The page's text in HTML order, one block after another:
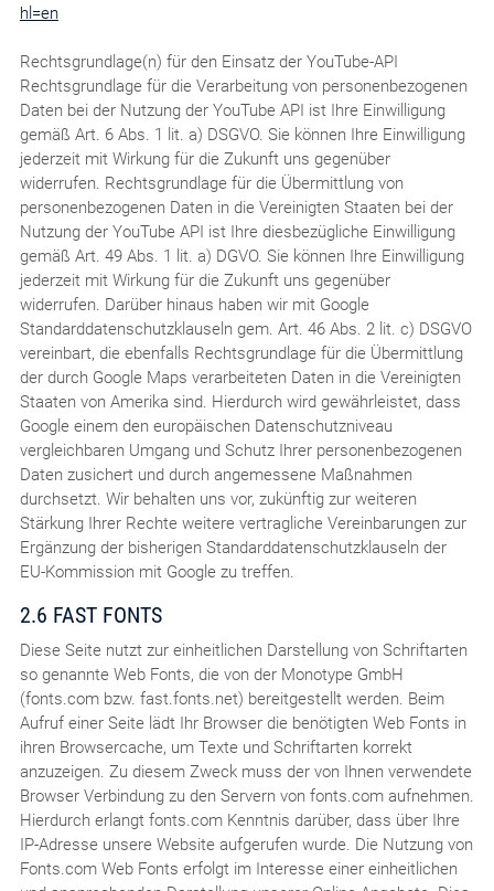
hl=en
Rechtsgrundlage(n) für den Einsatz der YouTube-API
Rechtsgrundlage für die Verarbeitung von personenbezogenen
Daten bei der Nutzung der YouTube API ist Ihre Einwilligung
gemäß Art. 6 Abs. 1 lit. a) DSGVO. Sie können Ihre Einwilligung
jederzeit mit Wirkung für die Zukunft uns gegenüber
widerrufen. Rechtsgrundlage für die Übermittlung von
personenbezogenen Daten in die Vereinigten Staaten bei der
Nutzung der YouTube API ist Ihre diesbezügliche Einwilligung
gemäß Art. 49 Abs. 1 lit. a) DGVO. Sie können Ihre Einwilligung
jederzeit mit Wirkung für die Zukunft uns gegenüber
widerrufen. Darüber hinaus haben wir mit Google
Standarddatenschutzklauseln gem. Art. 46 Abs. 2 lit. c) DSGVO
vereinbart, die ebenfalls Rechtsgrundlage für die Übermittlung
der durch Google Maps verarbeiteten Daten in die Vereinigten
Staaten von Amerika sind. Hierdurch wird gewährleistet, dass
Google einem den europäischen Datenschutzniveau
vergleichbaren Umgang und Schutz Ihrer personenbezogenen
Daten zusichert und durch angemessene Maßnahmen
durchsetzt. Wir behalten uns vor, zukünftig zur weiteren
Stärkung Ihrer Rechte weitere vertragliche Vereinbarungen zur
Ergänzung der bisherigen Standarddatenschutzklauseln der
EU-Kommission mit Google zu treffen.
2.6 FAST FONTS
Diese Seite nutzt zur einheitlichen Darstellung von Schriftarten
so genannte Web Fonts, die von der Monotype GmbH
(fonts.com bzw. fast.fonts.net) bereitgestellt werden. Beim
Aufruf einer Seite lädt Ihr Browser die benötigten Web Fonts in
ihren Browsercache, um Texte und Schriftarten korrekt
anzuzeigen. Zu diesem Zweck muss der von Ihnen verwendete
Browser Verbindung zu den Servern von fonts.com aufnehmen.
Hierdurch erlangt fonts.com Kenntnis darüber, dass über Ihre
IP-Adresse unsere Website aufgerufen wurde. Die Nutzung von
Fonts.com Web Fonts erfolgt im Interesse einer einheitlichen